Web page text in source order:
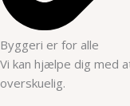
Byggeri er for alle
Vi kan hjælpe dig med
overskuelig.